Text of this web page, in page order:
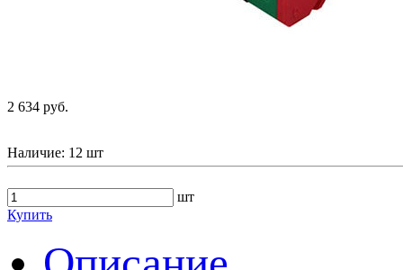
2 634 руб.
Наличие: 12 шт
шт
Купить